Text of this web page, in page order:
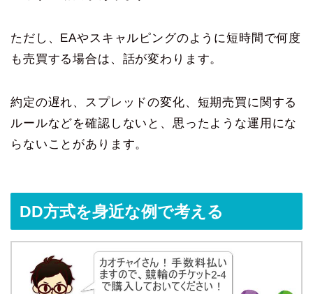
ただし、EAやスキャルピングのように短時間で何度
も売買する場合は、話が変わります。
約定の遅れ、スプレッドの変化、短期売買に関する
ルールなどを確認しないと、思ったような運用にな
らないことがあります。
DD方式を身近な例で考える